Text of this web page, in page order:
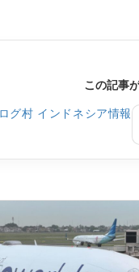
この記事